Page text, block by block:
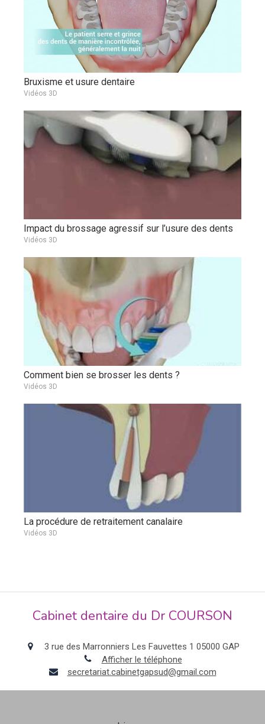
Bruxisme et usure dentaire
Vidéos 3D
Impact du brossage agressif sur l’usure des dents
Vidéos 3D
Comment bien se brosser les dents ?
Vidéos 3D
La procédure de retraitement canalaire
Vidéos 3D
Cabinet dentaire du Dr COURSON
3 rue des Marronniers Les Fauvettes 1 05000 GAP
Afficher le téléphone
secretariat.cabinetgapsud@gmail.com